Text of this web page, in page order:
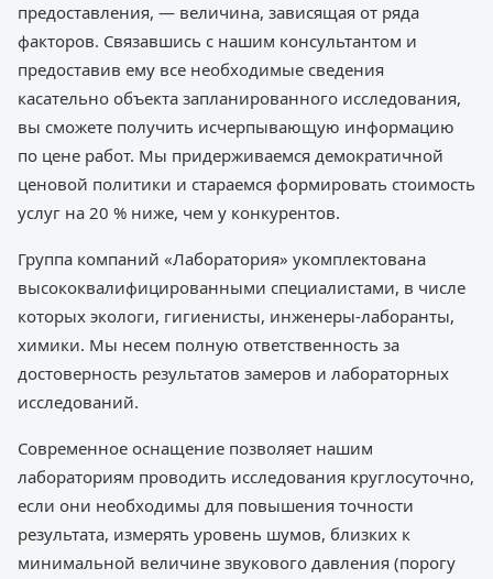
предоставления, — величина, зависящая от ряда
факторов. Связавшись с нашим консультантом и
предоставив ему все необходимые сведения
касательно объекта запланированного исследования,
вы сможете получить исчерпывающую информацию
по цене работ. Мы придерживаемся демократичной
ценовой политики и стараемся формировать стоимость
услуг на 20 % ниже, чем у конкурентов.
Группа компаний «Лаборатория» укомплектована
высококвалифицированными специалистами, в числе
которых экологи, гигиенисты, инженеры-лаборанты,
химики. Мы несем полную ответственность за
достоверность результатов замеров и лабораторных
исследований.
Современное оснащение позволяет нашим
лабораториям проводить исследования круглосуточно,
если они необходимы для повышения точности
результата, измерять уровень шумов, близких к
минимальной величине звукового давления (порогу